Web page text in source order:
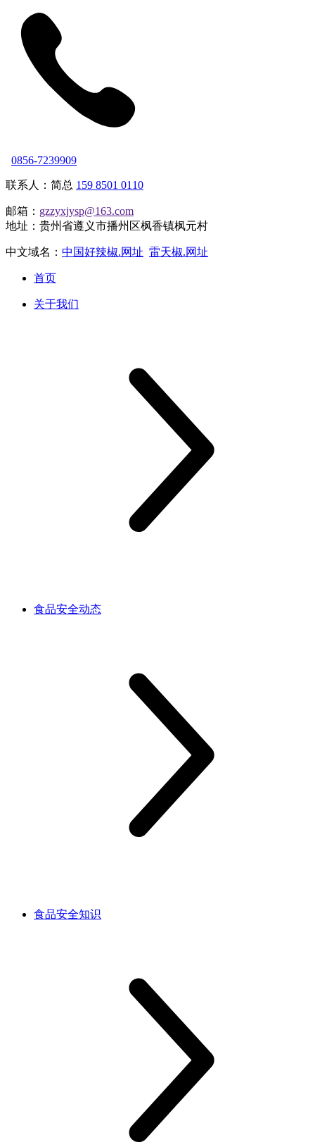
0856-7239909
联系人：简总 159 8501 0110
邮箱： gzzyxjysp@163.com
地址：贵州省遵义市播州区枫香镇枫元村
中文域名： 中国好辣椒.网址 雷天椒.网址
首页
关于我们
食品安全动态
食品安全知识